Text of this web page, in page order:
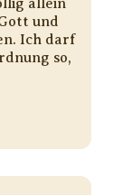
und
Ich darf
so,